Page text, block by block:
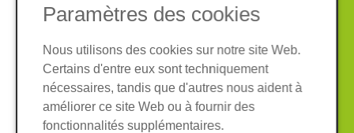
Informations légales
Protection des données
Conditions Générales
Système de whistleblowing
Cookies
Paramètres des cookies
Nous utilisons des cookies sur notre site Web.
Certains d'entre eux sont techniquement
nécessaires, tandis que d'autres nous aident à
améliorer ce site Web ou à fournir des
fonctionnalités supplémentaires.